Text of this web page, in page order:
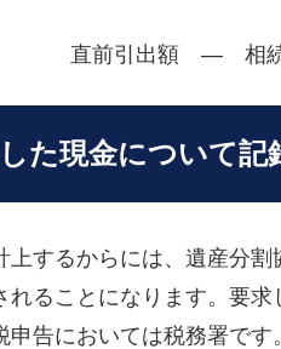
直前引出額 ― 相続
た現金について記
上するからには、遺産分
れることになります。要
申告においては税務署です。